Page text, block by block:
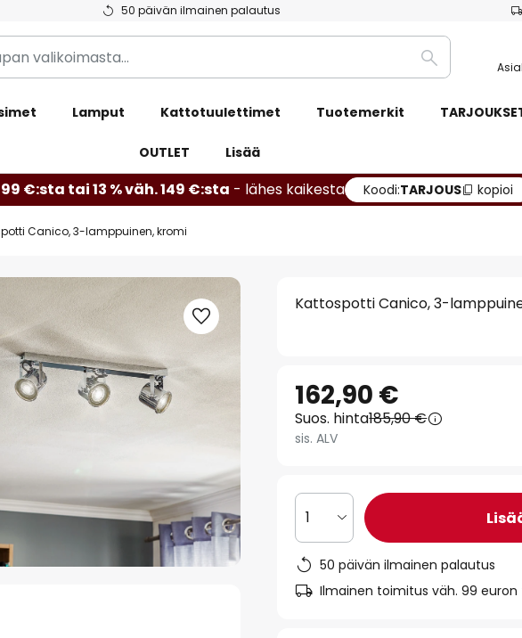
50 päivän ilmainen palautus
Etsi
Lamput Kattotuulettimet Tuotemerkit
OUTLET Lisää
€:sta tai 13 % väh. 149 €:sta - lähes kaikesta Koodi:TARJOUS kopioi
Canico, 3-lamppuinen, kromi
Kattospotti Canico, 3-
162,90 €
Suos. hinta185,90 €
sis. ALV
1
50 päivän ilmainen palautus
Ilmainen toimitus väh. 99 euron